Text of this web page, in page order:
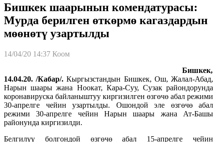
Бишкек шаарынын комендатурасы:
Мурда берилген өткөрмө кагаздардын
мөөнөтү узартылды
14/04/20 14:37 Коом
Бишкек,
14.04.20. /Кабар/. Кыргызстандын Бишкек, Ош, Жалал-Абад,
Нарын шаары жана Ноокат, Кара-Суу, Сузак райондорунда
коронавируска байланыштуу киргизилген өзгөчө абал режими
30-апрелге чейин узартылды. Ошондой эле өзгөчө абал
режими 30-апрелге чейин Нарын шаары жана Ат-Башы
районунда киргизилди.
Белгилүү болгондой өзгөчө абал 15-апрелге чейин